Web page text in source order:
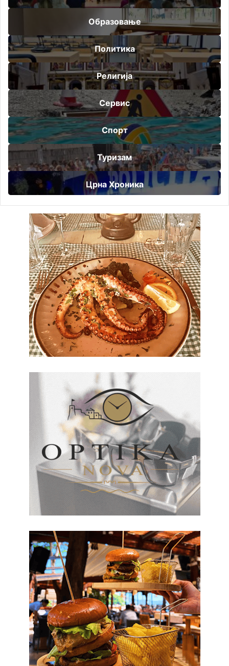
Образовање
Политика
Религија
Сервис
Спорт
Туризам
Црна Хроника